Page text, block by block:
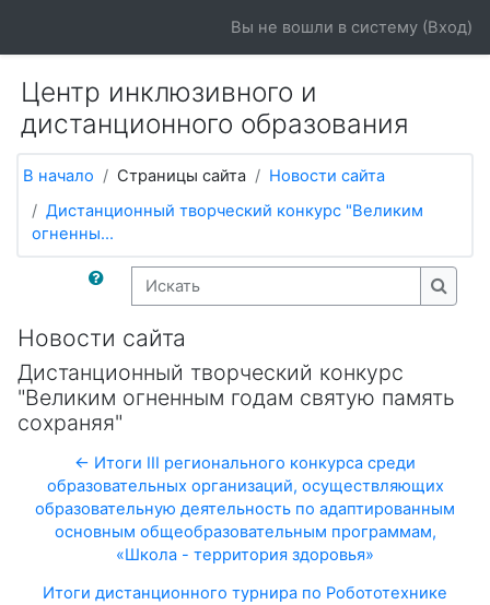
Вы не вошли в систему (Вход)
Центр инклюзивного и
дистанционного образования
В начало Страницы сайта
Новости сайта
Дистанционный творческий конкурс "Великим
огненны...
Искать
Новости сайта
Дистанционный творческий конкурс
"Великим огненным годам святую память
сохраняя"
← Итоги III регионального конкурса среди
образовательных организаций, осуществляющих
образовательную деятельность по адаптированным
основным общеобразовательным программам,
«Школа - территория здоровья»
Итоги дистанционного турнира по Робототехнике